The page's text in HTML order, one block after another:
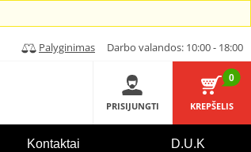
Palyginimas Darbo valandos: 10:00 - 18:00
PRISIJUNGTI
0
KREPŠELIS
Kontaktai D.U.K